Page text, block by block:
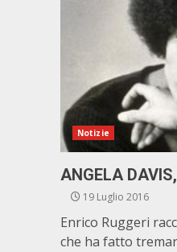
Notizie
ANGELA
19 Luglio 2016
Enrico Ruggeri
che ha fatto